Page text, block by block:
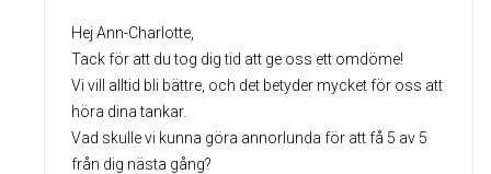
Hej Ann-Charlotte,
Tack för att du tog dig tid att ge oss ett omdöme!
Vi vill alltid bli bättre, och det betyder mycket för oss att
höra dina tankar.
Vad skulle vi kunna göra annorlunda för att få 5 av 5
från dig nästa gång?